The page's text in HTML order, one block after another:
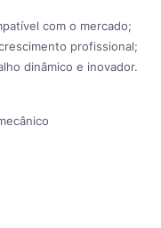
com o mercado;
profissional;
dinâmico e inovador.